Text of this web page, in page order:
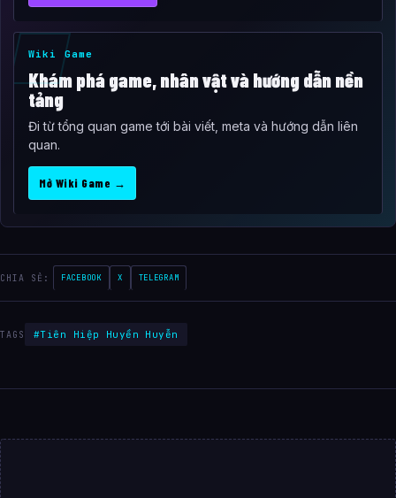
Wiki Game
Khám phá game, nhân vật và hướng dẫn nền
tảng
Đi từ tổng quan game tới bài viết, meta và hướng dẫn liên
quan.
Mở Wiki Game →
CHIA SẺ: FACEBOOK X TELEGRAM
TAGS #Tiên Hiệp Huyền Huyễn